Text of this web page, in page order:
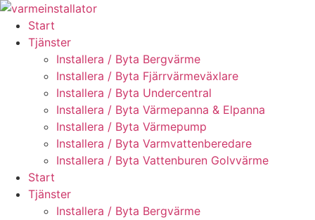
Skip
content
Start
Tjänster
Installera / Byta Bergvärme
Installera / Byta Fjärrvärmeväxlare
Installera / Byta Undercentral
Installera / Byta Värmepanna & Elpanna
Installera / Byta Värmepump
Installera / Byta Varmvattenberedare
Installera / Byta Vattenburen Golvvärme
Start
Tjänster
Installera / Byta Bergvärme